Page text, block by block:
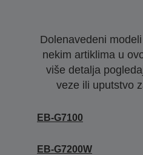
Dolenavedeni
nekim artiklima u
više detalja
veze ili uputstvo
EB-G7100
EB-G7200W